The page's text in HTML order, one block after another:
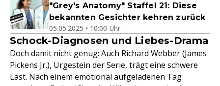
"Grey's Anatomy" Staffel 21: Diese
bekannten Gesichter kehren zurück
05.05.2025 • 10:00 Uhr
Schock-Diagnosen und Liebes-Drama
Doch damit nicht genug: Auch Richard Webber (James
Pickens Jr.), Urgestein der Serie, trägt eine schwere
Last. Nach einem emotional aufgeladenen Tag